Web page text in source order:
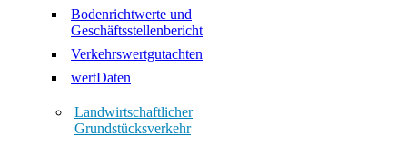
Bodenrichtwerte und
Geschäftsstellenbericht
Verkehrswertgutachten
wertDaten
Landwirtschaftlicher
Grundstücksverkehr